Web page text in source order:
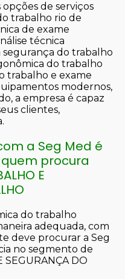
de serviços
trabalho rio de
de exame
técnica
do trabalho
do trabalho
trabalho e exame
modernos,
a empresa é capaz
clientes,
a Seg Med é
procura
E
do trabalho
adequada, com
deve procurar a Seg
no segmento de
SEGURANÇA DO